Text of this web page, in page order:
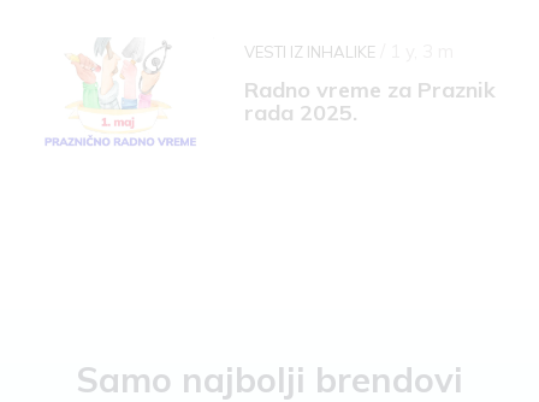
VESTI IZ INHALIKE
Radno vreme za Praznik
rada 2025.
Samo najbolji brendovi